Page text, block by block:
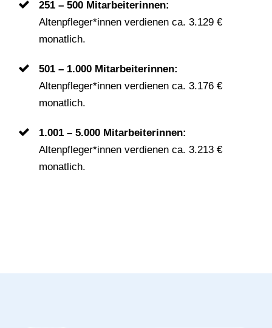
251 – 500 Mitarbeiterinnen:
Altenpfleger*innen verdienen ca. 3.129 €
monatlich.
501 – 1.000 Mitarbeiterinnen:
Altenpfleger*innen verdienen ca. 3.176 €
monatlich.
1.001 – 5.000 Mitarbeiterinnen:
Altenpfleger*innen verdienen ca. 3.213 €
monatlich.